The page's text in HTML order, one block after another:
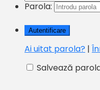
Parola:
Ai uitat parola? |
Salvează